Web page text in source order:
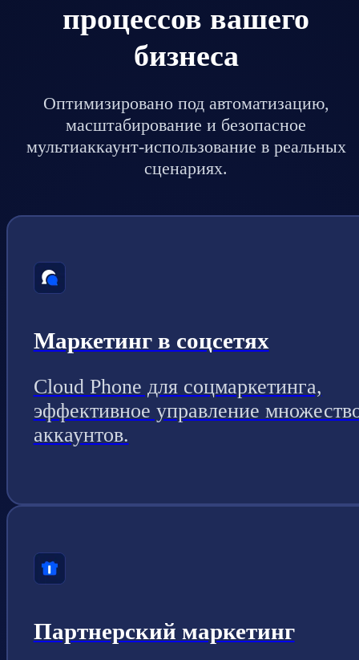
процессов вашего
бизнеса
Оптимизировано под автоматизацию,
масштабирование и безопасное
мультиаккаунт-использование в реальных
сценариях.
Маркетинг в соцсетях
Cloud Phone для соцмаркетинга,
эффективное управление
аккаунтов.
Партнерский маркетинг